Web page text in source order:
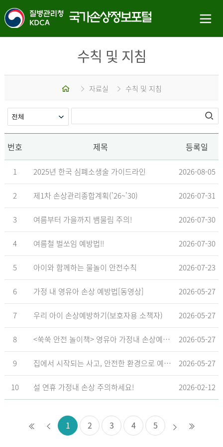
수칙 및 지침
자료실 수칙 및 지침
번호 제목 등록일
1 2025년 한국 심폐소생술 가이드라인 2026-08-05
2 제1차 손상관리종합계획('26~'30) 2026-07-31
3 여름부터 가을까지 뱀물림 주의! 2026-07-30
4 여름철 벌쏘임 예방법!! 2026-07-30
5 아이와 함께하는 물놀이 안전수칙 2026-07-23
6 가정 내 영유아 손상 예방법[동영상] 2026-05-27
7 우리 아이 손상예방하기(보호자용 소책자) 2026-05-27
8 <쑥쑥 안전 놀이책> 영유아 가정내 손상예방_영유아 놀이형 교육 교재 2026-05-27
9 집에서 시작되는 사고, 안전한 환경으로 예방해요 2026-05-27
10 설 연휴 가정내 손상 주의하세요! 2026-02-12
1 2 3 4 5